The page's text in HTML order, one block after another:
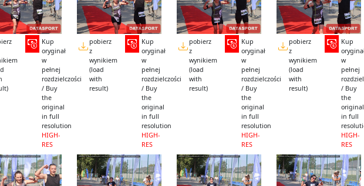
Kup
oryginał
w
pełnej
rozdzielczości
/ Buy
the
original
in full
resolution
HIGH-
RES
pobierz
z
wynikiem
(load
with
result)
Kup
oryginał
w
pełnej
rozdzielczości
/ Buy
the
original
in full
resolution
HIGH-
RES
pobierz
z
wynikiem
(load
with
result)
Kup
oryginał
w
pełnej
rozdzielczości
/ Buy
the
original
in full
resolution
HIGH-
RES
pobierz
z
wynikiem
(load
with
result)
Kup
w
pełnej
/ Buy
the
original
in full
HIGH-
RES